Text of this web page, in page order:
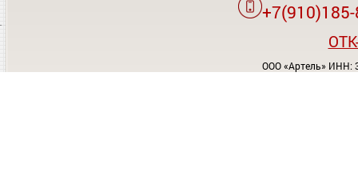
ООО «Артель» ИНН: